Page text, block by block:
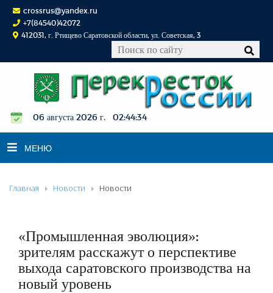
crossrus@yandex.ru
+7(84540)42072
412031, г. Ртищево Саратовской области, ул. Советская, 3
06 августа 2026 г. 02:44:35
МЕНЮ
НОВОСТИ
К СВЕДЕНИЮ
КОНКУРСЫ
ФОТОРЕПОРТАЖИ
РЕКЛАМОДАТЕЛЯМ
Главная Новости Новости
«Промышленная эволюция»:
зрителям расскажут о перспективе
выхода саратовского производства на
новый уровень